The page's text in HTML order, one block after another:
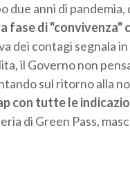
due anni di pandemia,
fase di "convivenza"
dei contagi segnala
il Governo non
sul ritorno alla
con tutte le
di Green Pass,